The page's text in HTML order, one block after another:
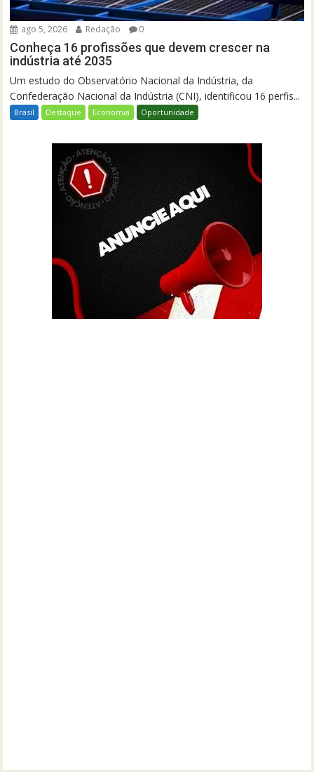
ago 5, 2026 Redação 0
Conheça 16 profissões que devem crescer na
indústria até 2035
Um estudo do Observatório Nacional da Indústria, da
Confederação Nacional da Indústria (CNI), identificou 16 perfis...
Brasil Destaque Economia Oportunidade